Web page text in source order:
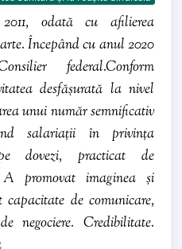
odată cu afilierea
Începând cu anul 2020
federal.Conform
desfășurată la nivel
unui număr semnificativ
salariații în privința
dovezi, practicat de
A promovat imaginea și
capacitate de comunicare,
negociere. Credibilitate.